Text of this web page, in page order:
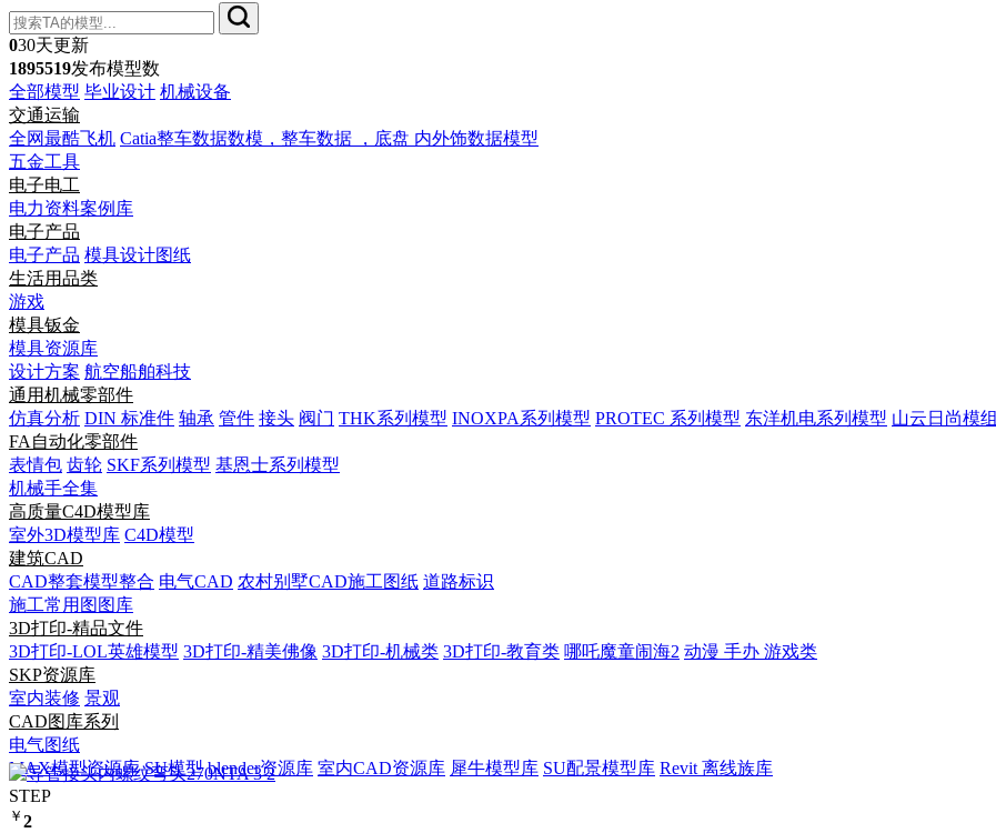
030天更新
1895519发布模型数
全部模型 毕业设计 机械设备
交通运输
全网最酷飞机 Catia整车数据数模，整车数据 ，底盘 内外饰数据模型
五金工具
电子电工
电力资料案例库
电子产品
电子产品 模具设计图纸
生活用品类
游戏
模具钣金
模具资源库
设计方案 航空船舶科技
通用机械零部件
仿真分析 DIN 标准件 轴承 管件 接头 阀门 THK系列模型 INOXPA系列模型 PROTEC 系列模型 东洋机电系列模型 山云日尚模组
FA自动化零部件
表情包 齿轮 SKF系列模型 基恩士系列模型
机械手全集
高质量C4D模型库
室外3D模型库 C4D模型
建筑CAD
CAD整套模型整合 电气CAD 农村别墅CAD施工图纸 道路标识
施工常用图图库
3D打印-精品文件
3D打印-LOL英雄模型 3D打印-精美佛像 3D打印-机械类 3D打印-教育类 哪吒魔童闹海2 动漫 手办 游戏类
SKP资源库
室内装修 景观
CAD图库系列
电气图纸
MAX模型资源库 SU模型 blender资源库 室内CAD资源库 犀牛模型库 SU配景模型库 Revit 离线族库
STEP
￥ 2